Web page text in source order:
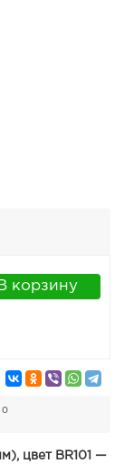
В корзину
0
цвет BR101 —